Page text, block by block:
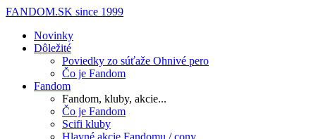
FANDOM.SK since 1999
Novinky
Dôležité
Poviedky zo súťaže Ohnivé pero
Čo je Fandom
Fandom
Fandom, kluby, akcie...
Čo je Fandom
Scifi kluby
Hlavné akcie Fandomu / cony